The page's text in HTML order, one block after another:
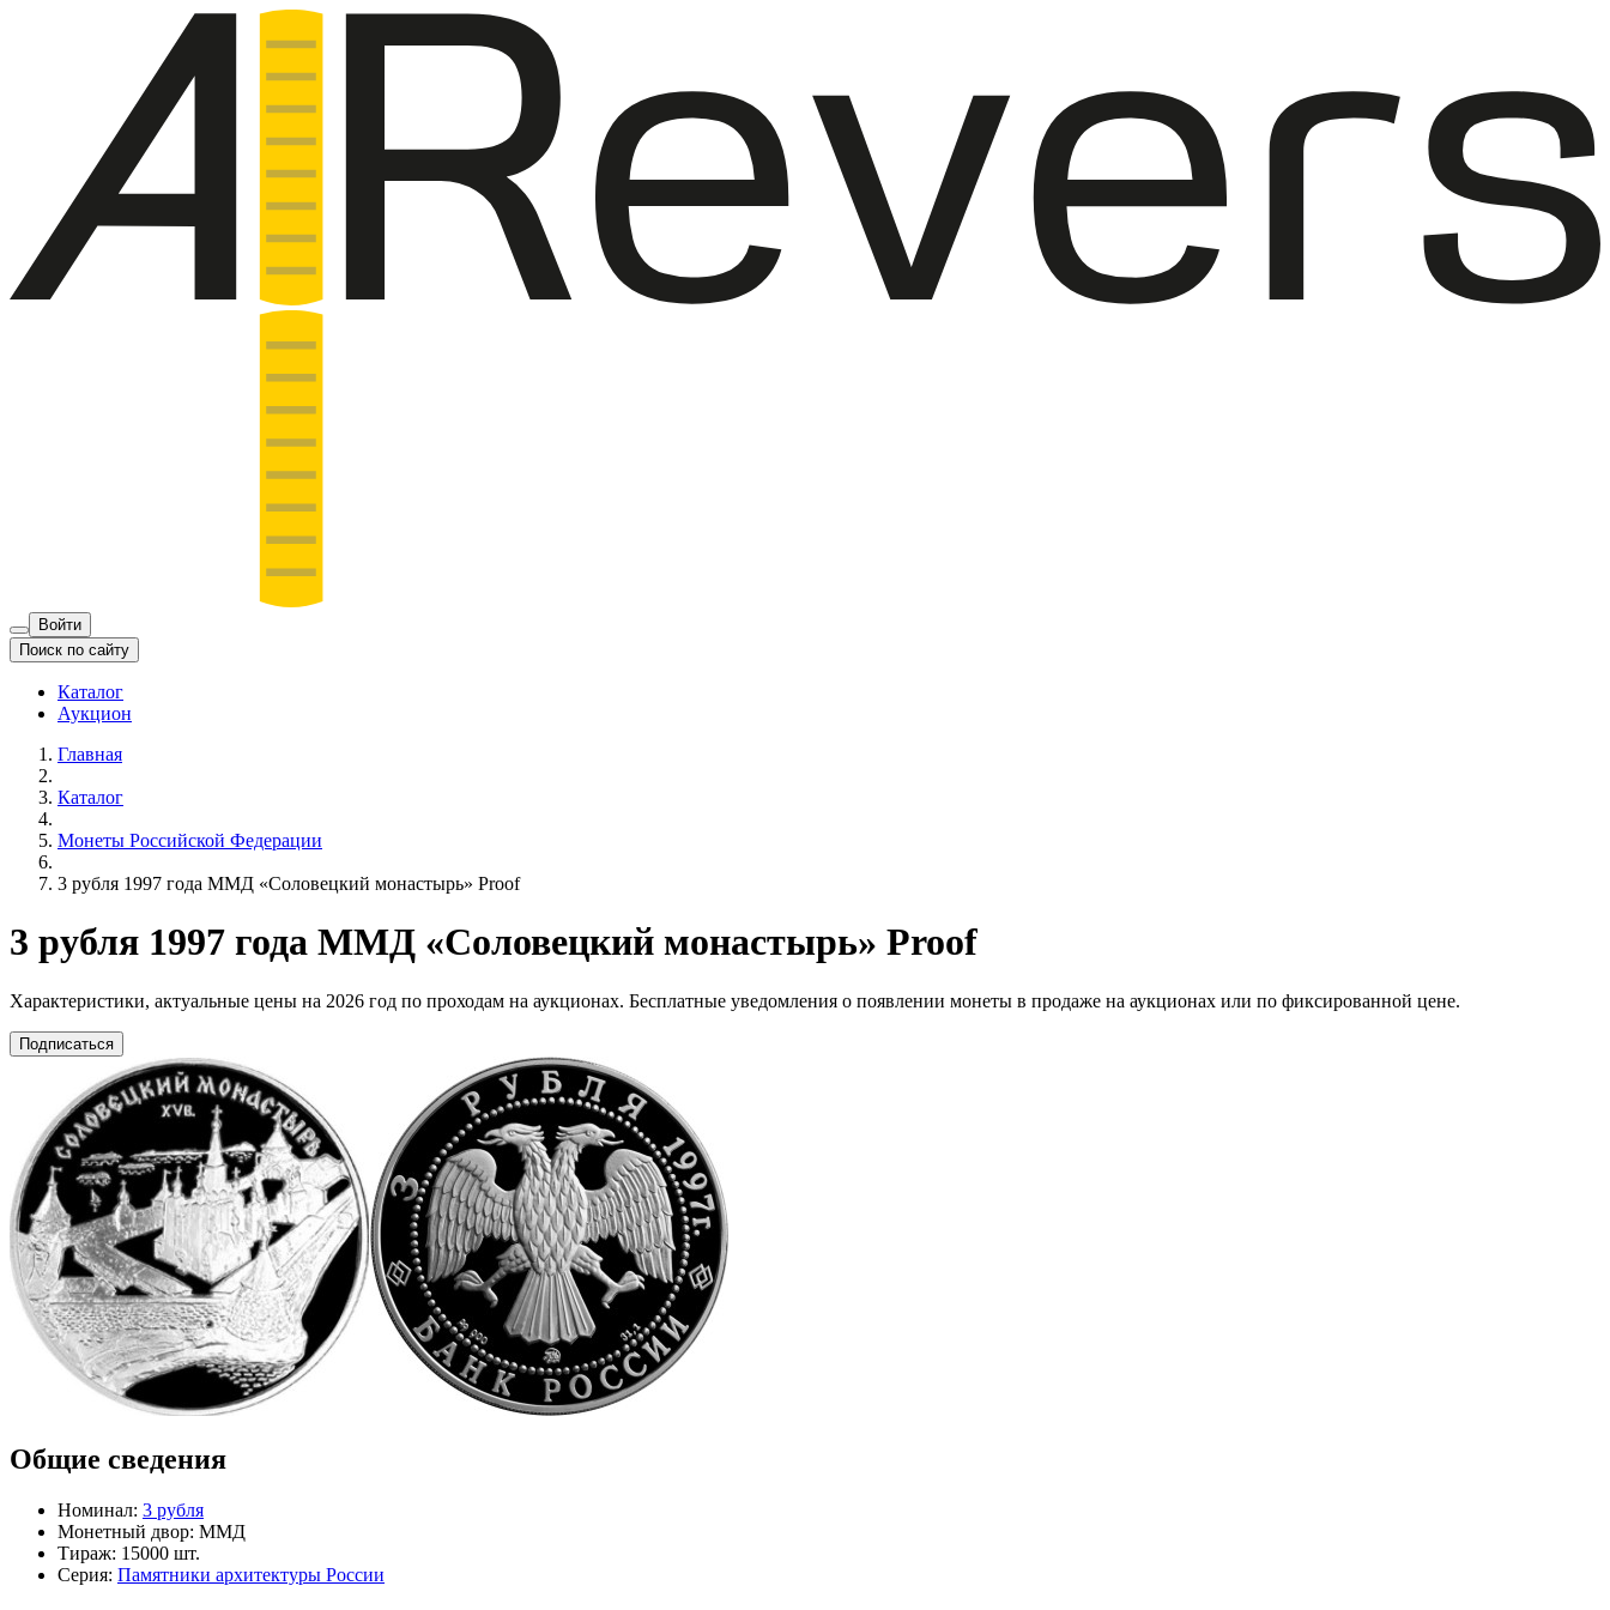
Войти
Поиск по сайту
Каталог
Аукцион
Главная
Каталог
Монеты Российской Федерации
3 рубля 1997 года ММД «Соловецкий монастырь» Proof
3 рубля 1997 года ММД «Соловецкий монастырь» Proof
Характеристики, актуальные цены на 2026 год по проходам на аукционах. Бесплатные уведомления о появлении монеты в продаже на аукционах или по фиксированной цене.
Подписаться
Общие сведения
Номинал: 3 рубля
Монетный двор: ММД
Тираж: 15000 шт.
Серия: Памятники архитектуры России